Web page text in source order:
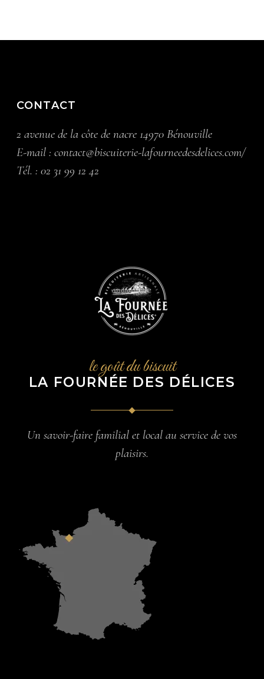
CONTACT
2 avenue de la côte de nacre 14970 Bénouville
E-mail :contact@biscuiterie-lafourneedesdelices.com/
Tél. :02 31 99 12 42
le goût du biscuit
LA FOURNÉE DES DÉLICES
Un savoir-faire familial et local au service de vos
plaisirs.